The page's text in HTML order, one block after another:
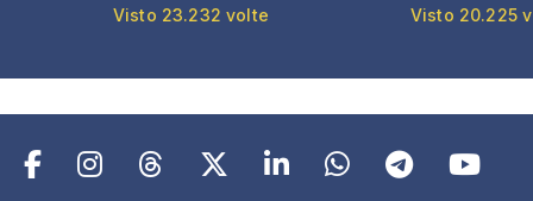
Visto 23.232 volte Visto 20.225